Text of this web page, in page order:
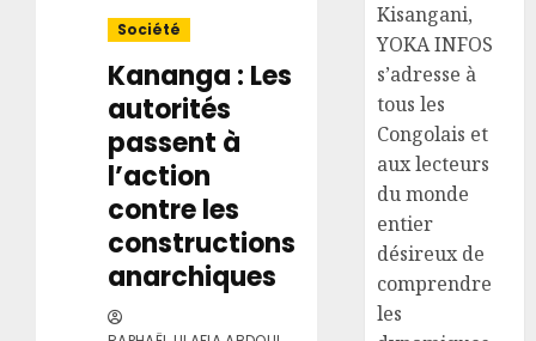
Société
Kananga : Les
autorités
passent à
l’action
contre les
constructions
anarchiques
Kisangani,
YOKA INFOS
s’adresse à
tous les
Congolais et
aux lecteurs
du monde
entier
désireux de
comprendre
les